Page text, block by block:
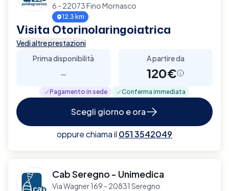
6 - 22073 Fino Mornasco
12.3 km
Visita Otorinolaringoiatrica
Vedi altre prestazioni
Prima disponibilità
-
A partire da
120€
Pagamento in sede Conferma immediata
Scegli giorno e ora
oppure chiama il 051 3542049
Cab Seregno - Unimedica
Via Wagner 169 - 20831 Seregno